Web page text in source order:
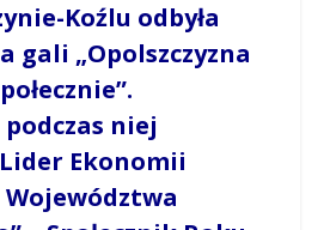
/
26 WRZEŚNIA 2023 / 21:00
Koźlu odbyła
gali „Opolszczyzna
niej
Ekonomii
Województwa